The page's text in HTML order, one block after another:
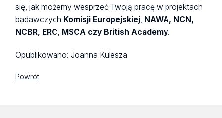
się, jak możemy wesprzeć Twoją pracę w projektach
badawczych Komisji Europejskiej, NAWA, NCN,
NCBR, ERC, MSCA czy British Academy.
Opublikowano:Joanna Kulesza
Powrót